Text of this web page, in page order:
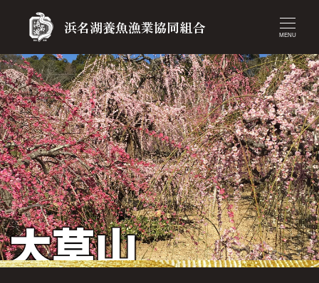
浜名湖養魚漁業協同組合 MENU